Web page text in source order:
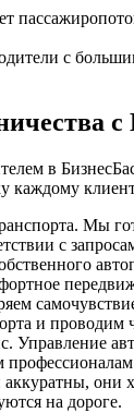
с
с
в
каждому
Мы
с
и проводим
Управление
аккуратны, они
на дороге.